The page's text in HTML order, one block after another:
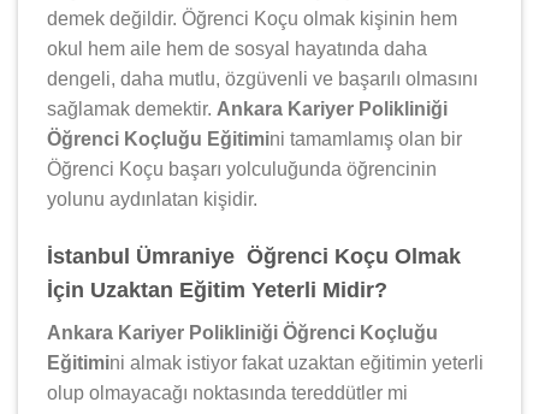
demek değildir. Öğrenci Koçu olmak kişinin hem
okul hem aile hem de sosyal hayatında daha
dengeli, daha mutlu, özgüvenli ve başarılı olmasını
sağlamak demektir. Ankara Kariyer Polikliniği
Öğrenci Koçluğu Eğitimini tamamlamış olan bir
Öğrenci Koçu başarı yolculuğunda öğrencinin
yolunu aydınlatan kişidir.
İstanbul Ümraniye Öğrenci Koçu Olmak
İçin Uzaktan Eğitim Yeterli Midir?
Ankara Kariyer Polikliniği Öğrenci Koçluğu
Eğitimini almak istiyor fakat uzaktan eğitimin yeterli
olup olmayacağı noktasında tereddütler mi